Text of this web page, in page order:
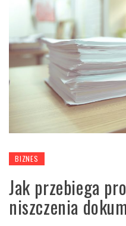
BIZNES
Jak przebiega
niszczenia